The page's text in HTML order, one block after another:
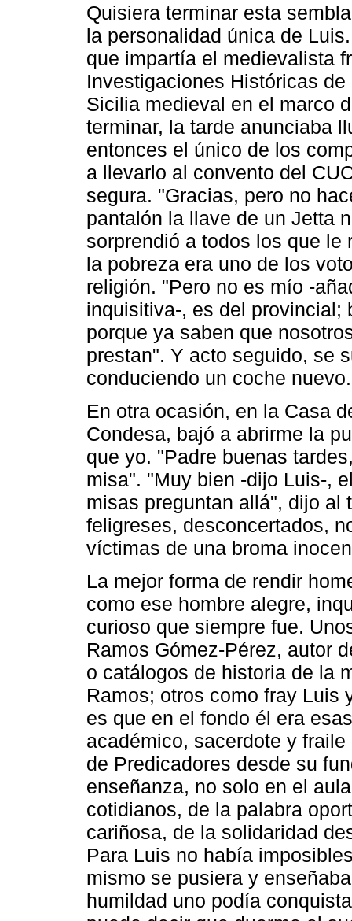
Quisiera terminar esta
la personalidad única de
que impartía el medievalista
Investigaciones Históricas
Sicilia medieval en el marco
terminar, la tarde anunciaba
entonces el único de los
a llevarlo al convento del
segura. "Gracias, pero no
pantalón la llave de un Jetta
sorprendió a todos los que le
la pobreza era uno de los
religión. "Pero no es mío -
inquisitiva-, es del provincial;
porque ya saben que
prestan". Y acto seguido, se
conduciendo un coche nuevo.
En otra ocasión, en la Casa
Condesa, bajó a abrirme la
que yo. "Padre buenas
misa". "Muy bien -dijo Luis-,
misas preguntan allá", dijo al
feligreses, desconcertados,
víctimas de una broma
La mejor forma de rendir
como ese hombre alegre,
curioso que siempre fue.
Ramos Gómez-Pérez, autor
o catálogos de historia de la
Ramos; otros como fray Luis
es que en el fondo él era
académico, sacerdote y
de Predicadores desde su
enseñanza, no solo en el
cotidianos, de la palabra
cariñosa, de la solidaridad
Para Luis no había
mismo se pusiera y
humildad uno podía